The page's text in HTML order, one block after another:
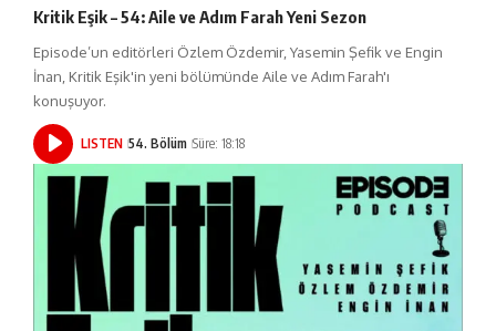
Kritik Eşik – 54: Aile ve Adım Farah Yeni Sezon
Episode’un editörleri Özlem Özdemir, Yasemin Şefik ve Engin
İnan, Kritik Eşik'in yeni bölümünde Aile ve Adım Farah'ı
konuşuyor.
LISTEN 54. Bölüm Süre: 18:18